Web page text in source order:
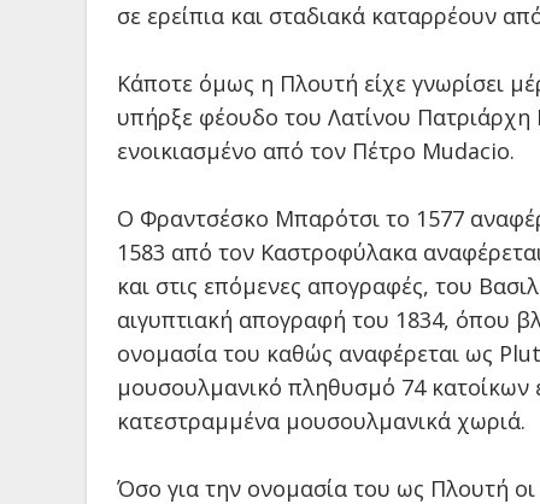
σε ερείπια και σταδιακά καταρρέουν
Κάποτε όμως η Πλουτή είχε γνωρίσει
υπήρξε φέουδο του Λατίνου
ενοικιασμένο από τον Πέτρο Mudacio.
Ο Φραντσέσκο Μπαρότσι το 1577
1583 από τον Καστροφύλακα
και στις επόμενες απογραφές, του
αιγυπτιακή απογραφή του 1834, όπου
ονομασία του καθώς αναφέρεται ως
μουσουλμανικό πληθυσμό 74
κατεστραμμένα μουσουλμανικά χωριά.
Όσο για την ονομασία του ως Πλουτή